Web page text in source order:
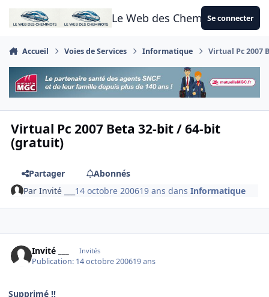
Aller au contenu
Le Web des CheminotsSe connecter
Accueil Voies de Services Informatique Virtual Pc 2007
Virtual Pc 2007 Beta 32-bit / 64-bit
(gratuit)
Partager
Abonnés
ParInvité ___ 14 octobre 200619 ans dansInformatique
Invité ___ Invités
Publication: 14 octobre 200619 ans
Supprimé !!